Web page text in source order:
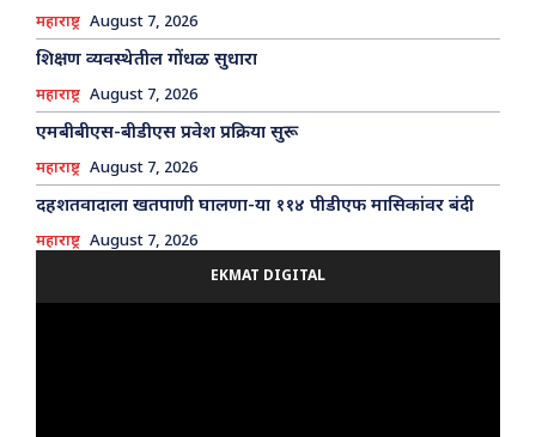
महाराष्ट्र August 7, 2026
शिक्षण व्यवस्थेतील गोंधळ सुधारा
महाराष्ट्र August 7, 2026
एमबीबीएस-बीडीएस प्रवेश प्रक्रिया सुरू
महाराष्ट्र August 7, 2026
दहशतवादाला खतपाणी घालणा-या ११४ पीडीएफ मासिकांवर बंदी
महाराष्ट्र August 7, 2026
EKMAT DIGITAL